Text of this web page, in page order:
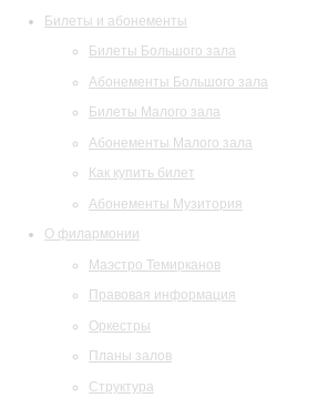
Билеты и абонементы
Билеты Большого зала
Абонементы Большого зала
Билеты Малого зала
Абонементы Малого зала
Как купить билет
Абонементы Музитория
О филармонии
Маэстро Темирканов
Правовая информация
Оркестры
Планы залов
Структура